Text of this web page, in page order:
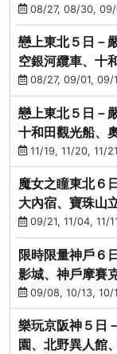
川輕舟、螃蟹御
08/27, 08/30, 09/
戀上東北５日－
空銀河纜車、十
紅社殿（仙台／青
08/27, 09/01, 09/
戀上東北５日－
十和田觀光船、
（青森／仙台）
11/19, 11/20, 11/
魔女之瞳東北６
大內宿、寶珠山
燒肉吃到飽
09/21, 11/04, 11/
限時限量神戶６
影城、神戶摩賽
09/08, 10/13, 10/
樂玩京阪神５日
園、北野異人館